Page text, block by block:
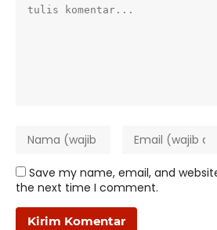
Save my name, email, and
the next time I comment.